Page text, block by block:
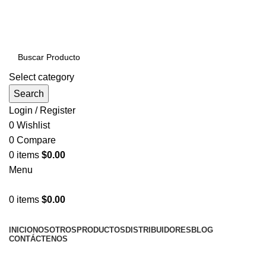
Select category
Search
Login / Register
0 Wishlist
0 Compare
0 items $0.00
Menu
0 items $0.00
INICIONOSOTROS PRODUCTOS DISTRIBUIDORES BLOG
CONTÁCTENOS